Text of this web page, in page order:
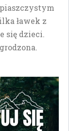
ławek z
się dzieci.